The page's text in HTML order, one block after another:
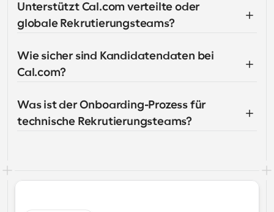
Unterstützt Cal.com verteilte oder
globale Rekrutierungsteams?
Wie sicher sind Kandidatendaten bei
Cal.com?
Was ist der Onboarding-Prozess für
technische Rekrutierungsteams?